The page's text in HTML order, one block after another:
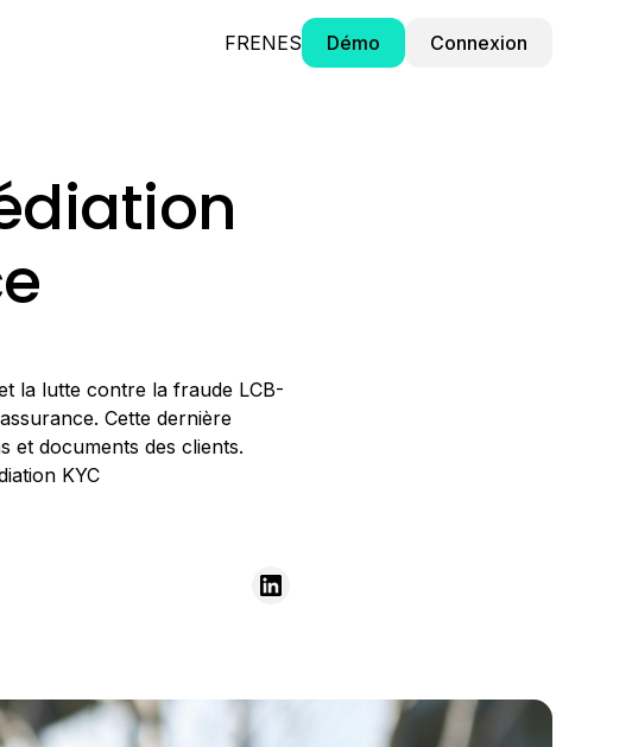
FRENES Démo Connexion
la lutte contre la fraude LCB-
Cette dernière
et documents des clients.
KYC